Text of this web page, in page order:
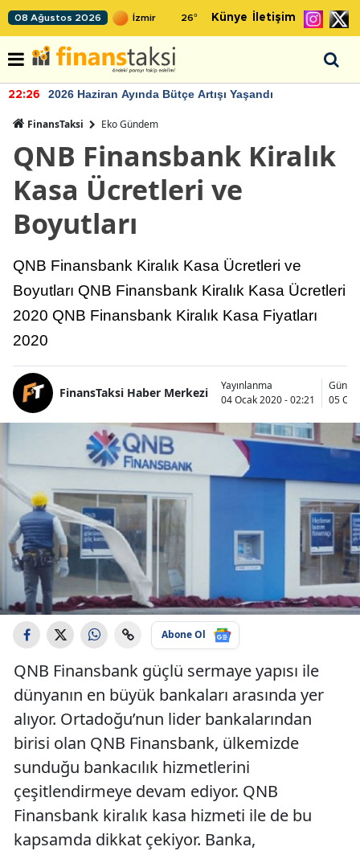
08 Ağustos 2026 26° Künye İletişim
22:26 2026 Haziran Ayında Bütçe Artışı Yaşandı
FinansTaksi Eko Gündem
QNB Finansbank Kiralık
Kasa Ücretleri ve
Boyutları
QNB Finansbank Kiralık Kasa Ücretleri ve
Boyutları QNB Finansbank Kiralık Kasa Ücretleri
2020 QNB Finansbank Kiralık Kasa Fiyatları
2020
FinansTaksi Haber Merkezi
Yayınlanma
04 Ocak 2020 - 02:21
05
Abone Ol
QNB Finansbank güçlü sermaye yapısı ile
dünyanın en büyük bankaları arasında yer
alıyor. Ortadoğu’nun lider bankalarından
birisi olan QNB Finansbank, ülkemizde
sunduğu bankacılık hizmetlerini
çeşitlendirmeye devam ediyor. QNB
Finansbank kiralık kasa hizmeti ile de bu
kapsamda dikkat çekiyor. Banka,